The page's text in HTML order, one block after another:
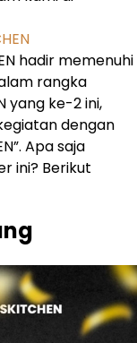
hadir memenuhi
rangka
yang ke-2 ini,
dengan
Apa saja
ini? Berikut